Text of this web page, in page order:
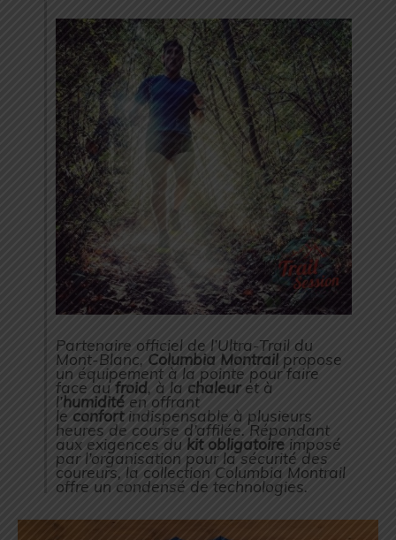
Partenaire officiel de l’Ultra-Trail du
Mont-Blanc, Columbia Montrail propose
un équipement à la pointe pour faire
face aufroid, à la chaleuret à
l’humidité en offrant
le confortindispensable à plusieurs
heures de course d’affilée. Répondant
aux exigences du kit obligatoire imposé
par l’organisation pour la sécurité des
coureurs, la collection Columbia Montrail
offre un condensé de technologies.